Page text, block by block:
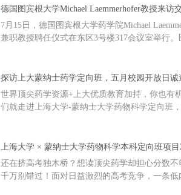
德国图宾根大学Michael Laemmerhofer教授来访
7月15日，德国图宾根大学药学院Michael
兼职教授聘任仪式在东区3号楼317会议室举行
探访上大蒙纳士药学定向班，五月校园开放日诚
世界顶尖药学资源+上大优质教育加持，你也有
们就走进上海大学-蒙纳士大学药物科学定向班
上海大学 × 蒙纳士大学药物科学本科定向班项目
还在挤高考独木桥？想读顶尖药学却担心分数
千万别错过！面对日益激烈的高考竞争，一条